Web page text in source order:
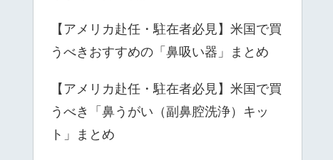
【アメリカ赴任・駐在者必見】米国で買
うべきおすすめの「鼻吸い器」まとめ
【アメリカ赴任・駐在者必見】米国で買
うべき「鼻うがい（副鼻腔洗浄）キッ
ト」まとめ